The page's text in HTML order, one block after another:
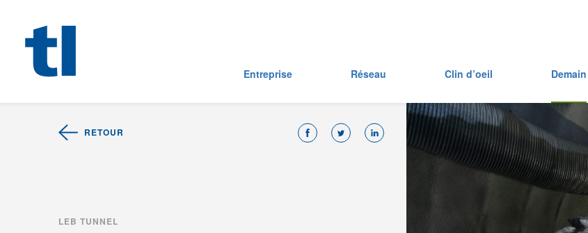
Entreprise Réseau Clin d’oeil Demain
RETOUR
LEB TUNNEL